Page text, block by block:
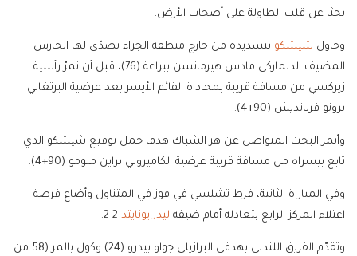
بحثا عن قلب الطاولة على أصحاب الأرض.
وحاول شيشكو بتسديدة من خارج منطقة الجزاء تصدّى لها الحارس
المضيف الدنماركي مادس هيرمانسن ببراعة (76)، قبل أن تمرّ رأسية
زيركسي من مسافة قريبة بمحاذاة القائم الأيسر بعد عرضية البرتغالي
برونو فرنانديش (90+4).
وأثمر البحث المتواصل عن هز الشباك هدفا حمل توقيع شيشكو الذي
تابع بيسراه من مسافة قريبة عرضية الكاميروني براين مبومو (90+4).
وفي المباراة الثانية، فرط تشلسي في فوز في المتناول وأضاع فرصة
اعتلاء المركز الرابع بتعادله أمام ضيفه ليدز يونايتد
وتقدّم الفريق اللندني بهدفي البرازيلي جواو بيدرو (24) وكول بالمر (58 من